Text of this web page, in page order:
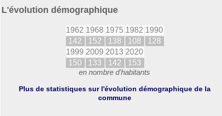
L'évolution démographique
1962 1968 1975 1982 1990
142
152 138 108
128
1999 2009 2013 2020
150
133 142
153
en nombre d'habitants
Plus de statistiques sur l'évolution démographique de la
commune